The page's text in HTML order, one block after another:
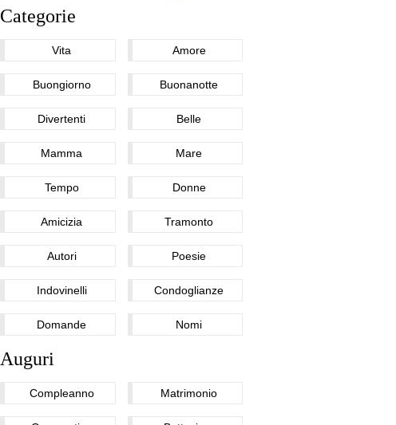
Categorie
Vita Amore
Buongiorno Buonanotte
Divertenti Belle
Mamma Mare
Tempo Donne
Amicizia Tramonto
Autori Poesie
Indovinelli Condoglianze
Domande Nomi
Auguri
Compleanno Matrimonio